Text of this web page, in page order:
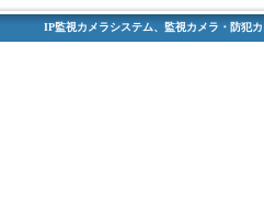
IP監視カメラシステム、監視カメラ・防犯